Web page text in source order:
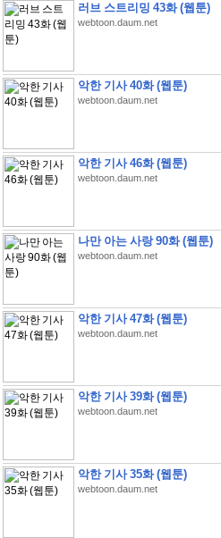
러브 스트리밍 43화 (웹툰)
webtoon.daum.net
악한 기사 40화 (웹툰)
webtoon.daum.net
악한 기사 46화 (웹툰)
webtoon.daum.net
나만 아는 사랑 90화 (웹툰)
webtoon.daum.net
악한 기사 47화 (웹툰)
webtoon.daum.net
악한 기사 39화 (웹툰)
webtoon.daum.net
악한 기사 35화 (웹툰)
webtoon.daum.net